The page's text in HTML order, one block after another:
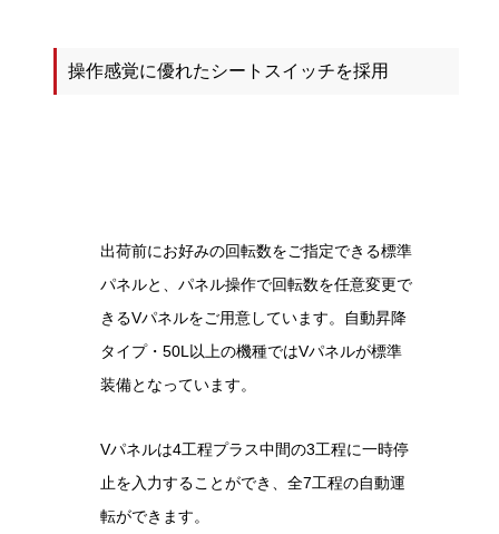
操作感覚に優れたシートスイッチを採用
出荷前にお好みの回転数をご指定できる標準
パネルと、パネル操作で回転数を任意変更で
きるVパネルをご用意しています。自動昇降
タイプ・50L以上の機種ではVパネルが標準
装備となっています。
Vパネルは4工程プラス中間の3工程に一時停
止を入力することができ、全7工程の自動運
転ができます。